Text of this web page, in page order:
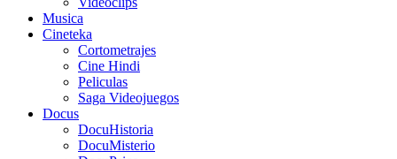
Musica
Cineteka
Cortometrajes
Cine Hindi
Peliculas
Saga Videojuegos
Docus
DocuHistoria
DocuMisterio